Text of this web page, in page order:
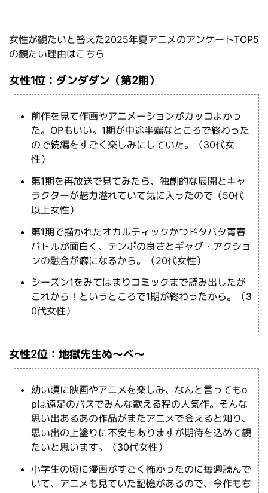
女性が観たいと答えた2025年夏アニメのアンケートTOP5
の観たい理由はこちら
女性1位：ダンダダン（第2期）
前作を見て作画やアニメーションがカッコよかっ
た。OPもいい。1期が中途半端なところで終わった
ので続編をすごく楽しみにしていた。（30代女
性）
第1期を再放送で見てみたら、独創的な展開とキャ
ラクターが魅力溢れていて気に入ったので（50代
以上女性）
第1期で描かれたオカルティックかつドタバタ青春
バトルが面白く、テンポの良さとギャグ・アクショ
ンの融合が癖になるから。（20代女性）
シーズン1をみてはまりコミックまで読み出したが
これから！というところで1期が終わったから。（3
0代女性）
女性2位：地獄先生ぬ～べ～
幼い頃に映画やアニメを楽しみ、なんと言ってもo
pは遠足のバスでみんな歌える程の人気作。そんな
思い出あるあの作品がまたアニメで会えると知り、
思い出の上塗りに不安もありますが期待を込めて観
たいと思います。（30代女性）
小学生の頃に漫画がすごく怖かったのに毎週読んで
いて、アニメも見ていた記憶があるので、今作もち